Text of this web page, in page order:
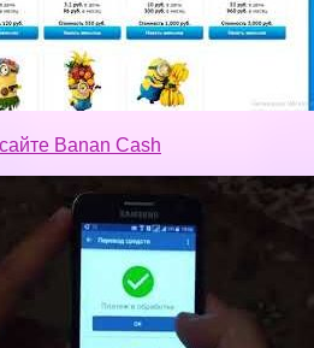
до 500 $ на компьютере
2017 2018